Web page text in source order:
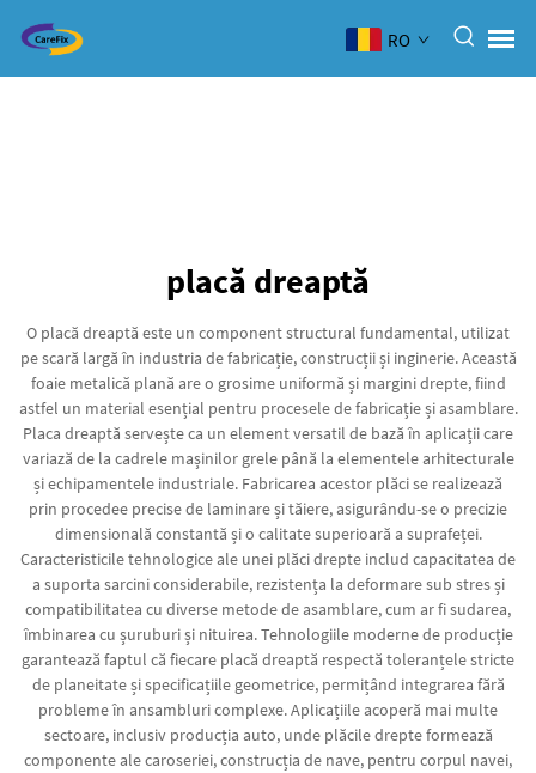
RO
placă dreaptă
O placă dreaptă este un component structural fundamental, utilizat
pe scară largă în industria de fabricație, construcții și inginerie. Această
foaie metalică plană are o grosime uniformă și margini drepte, fiind
astfel un material esențial pentru procesele de fabricație și asamblare.
Placa dreaptă servește ca un element versatil de bază în aplicații care
variază de la cadrele mașinilor grele până la elementele arhitecturale
și echipamentele industriale. Fabricarea acestor plăci se realizează
prin procedee precise de laminare și tăiere, asigurându-se o precizie
dimensională constantă și o calitate superioară a suprafeței.
Caracteristicile tehnologice ale unei plăci drepte includ capacitatea de
a suporta sarcini considerabile, rezistența la deformare sub stres și
compatibilitatea cu diverse metode de asamblare, cum ar fi sudarea,
îmbinarea cu șuruburi și nituirea. Tehnologiile moderne de producție
garantează faptul că fiecare placă dreaptă respectă toleranțele stricte
de planeitate și specificațiile geometrice, permițând integrarea fără
probleme în ansambluri complexe. Aplicațiile acoperă mai multe
sectoare, inclusiv producția auto, unde plăcile drepte formează
componente ale caroseriei, construcția de nave, pentru corpul navei,